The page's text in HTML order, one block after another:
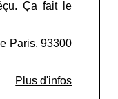
Ça fait le
Paris, 93300
Plus d'infos